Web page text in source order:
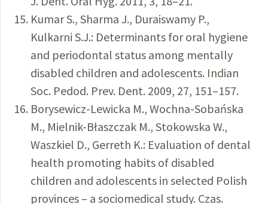
Kumar S., Sharma J., Duraiswamy P.,
Kulkarni S.J.: Determinants for oral hygiene
and periodontal status among mentally
disabled children and adolescents. Indian
Soc. Pedod. Prev. Dent. 2009, 27, 151–157.
Borysewicz-Lewicka M., Wochna-Sobańska
M., Mielnik-Błaszczak M., Stokowska W.,
Waszkiel D., Gerreth K.: Evaluation of dental
health promoting habits of disabled
children and adolescents in selected Polish
provinces – a sociomedical study. Czas.